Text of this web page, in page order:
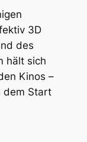
3D
des
hält sich
Kinos –
dem Start